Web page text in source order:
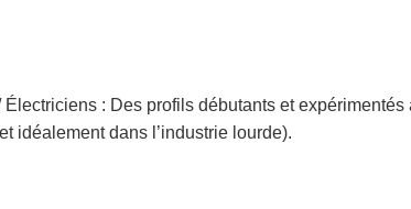
: Des profils débutants et expérimentés
idéalement dans l’industrie lourde).